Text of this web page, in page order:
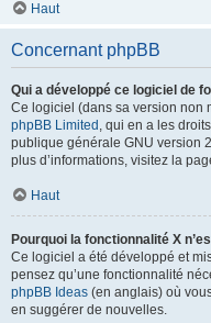
Haut
Concernant phpBB
Qui a développé ce logiciel de
Ce logiciel (dans sa version non
phpBB Limited , qui en a les
publique générale GNU version
plus d’informations, visitez la
Haut
Pourquoi la fonctionnalité X
Ce logiciel a été développé et
pensez qu’une fonctionnalité
phpBB Ideas (en anglais) où
en suggérer de nouvelles.